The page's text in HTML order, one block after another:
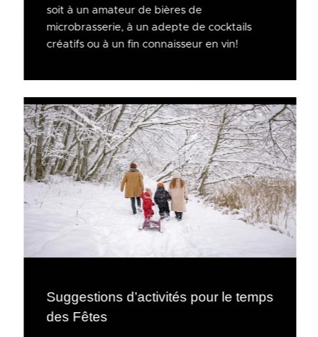
soit à un amateur de bières de
microbrasserie, à un adepte de cocktails
créatifs ou à un fin connaisseur en vin!
Suggestions d’activités pour le temps
des Fêtes